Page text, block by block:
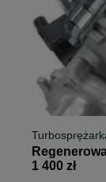
1 400 zł